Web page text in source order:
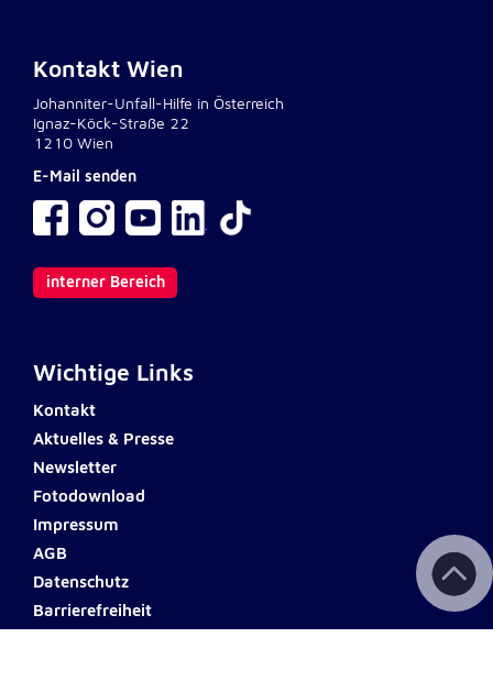
Kontakt Wien
Johanniter-Unfall-Hilfe in Österreich
Ignaz-Köck-Straße 22
1210 Wien
E-Mail senden
interner Bereich
Wichtige Links
Kontakt
Aktuelles & Presse
Newsletter
Fotodownload
Impressum
AGB
Datenschutz
Barrierefreiheit
Google Maps
Name:
NID
Google LLC
Einbinden von interaktiven Google Karten